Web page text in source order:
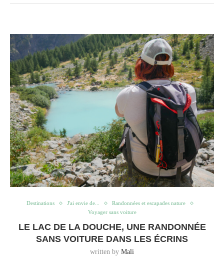
Destinations J'ai envie de...
Randonnées et escapades nature
Voyager sans voiture
LE LAC DE LA DOUCHE, UNE RANDONNÉE
SANS VOITURE DANS LES ÉCRINS
written by Mali